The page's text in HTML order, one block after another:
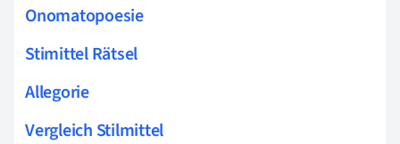
Onomatopoesie
Stimittel Rätsel
Allegorie
Vergleich Stilmittel